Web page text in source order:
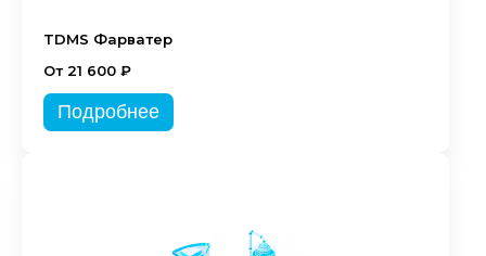
TDMS Фарватер
От 21 600 ₽
Подробнее